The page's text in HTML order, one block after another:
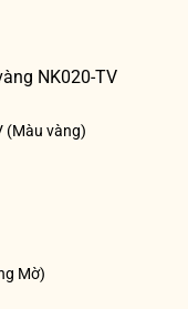
(Màu vàng)
Mờ)